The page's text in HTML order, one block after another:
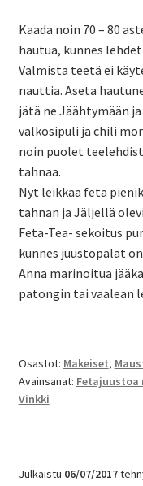
Kaada noin 70 – 80
hautua, kunnes
Valmista teetä ei
nauttia. Aseta
jätä ne Jäähtymään
valkosipuli ja chili
noin puolet
tahnaa.
Nyt leikkaa feta
tahnan ja Jäljellä
Feta-Tea- sekoitus
kunnes juustopalat
Anna marinoitua
patongin tai vaalean
Osastot: Makeiset,
Avainsanat: Fetajuustoa
Vinkki
Julkaistu 06/07/2017